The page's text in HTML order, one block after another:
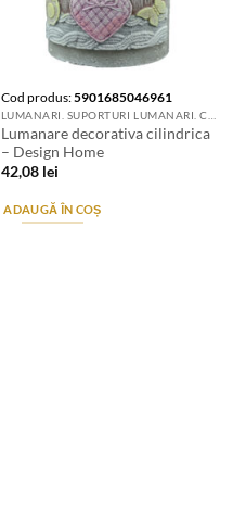
Cod produs:5901685046961
Lumanare decorativa cilindrica
– Design Home
42,08 lei
ADAUGĂ ÎN COȘ